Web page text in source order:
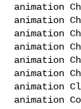
animation
animation
animation
animation
animation
animation
animation
animation